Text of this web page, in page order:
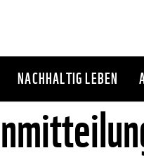
NACHHALTIG LEBEN